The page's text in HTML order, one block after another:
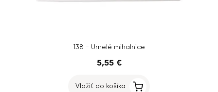
138 - Umelé mihalnice
5,55 €
Vložiť do košíka